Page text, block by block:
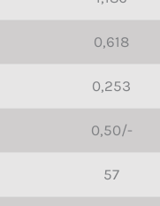
0,618
0,253
0,50/-
57